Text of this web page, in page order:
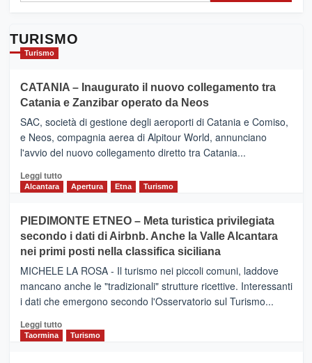
TURISMO
Turismo
CATANIA – Inaugurato il nuovo collegamento tra
Catania e Zanzibar operato da Neos
SAC, società di gestione degli aeroporti di Catania e Comiso,
e Neos, compagnia aerea di Alpitour World, annunciano
l'avvio del nuovo collegamento diretto tra Catania...
Leggi tuttoLeggi
CATANIA
–
Inaugurato
il
nuovo
collegamento
tra
e
Zanzibar
Alcantara Apertura Etna Turismo
PIEDIMONTE ETNEO – Meta turistica privilegiata
secondo i dati di Airbnb. Anche la Valle Alcantara
nei primi posti nella classifica siciliana
MICHELE LA ROSA - Il turismo nei piccoli comuni, laddove
mancano anche le "tradizionali" strutture ricettive. Interessanti
i dati che emergono secondo l'Osservatorio sul Turismo...
Leggi tuttoLeggi
Taormina Turismo